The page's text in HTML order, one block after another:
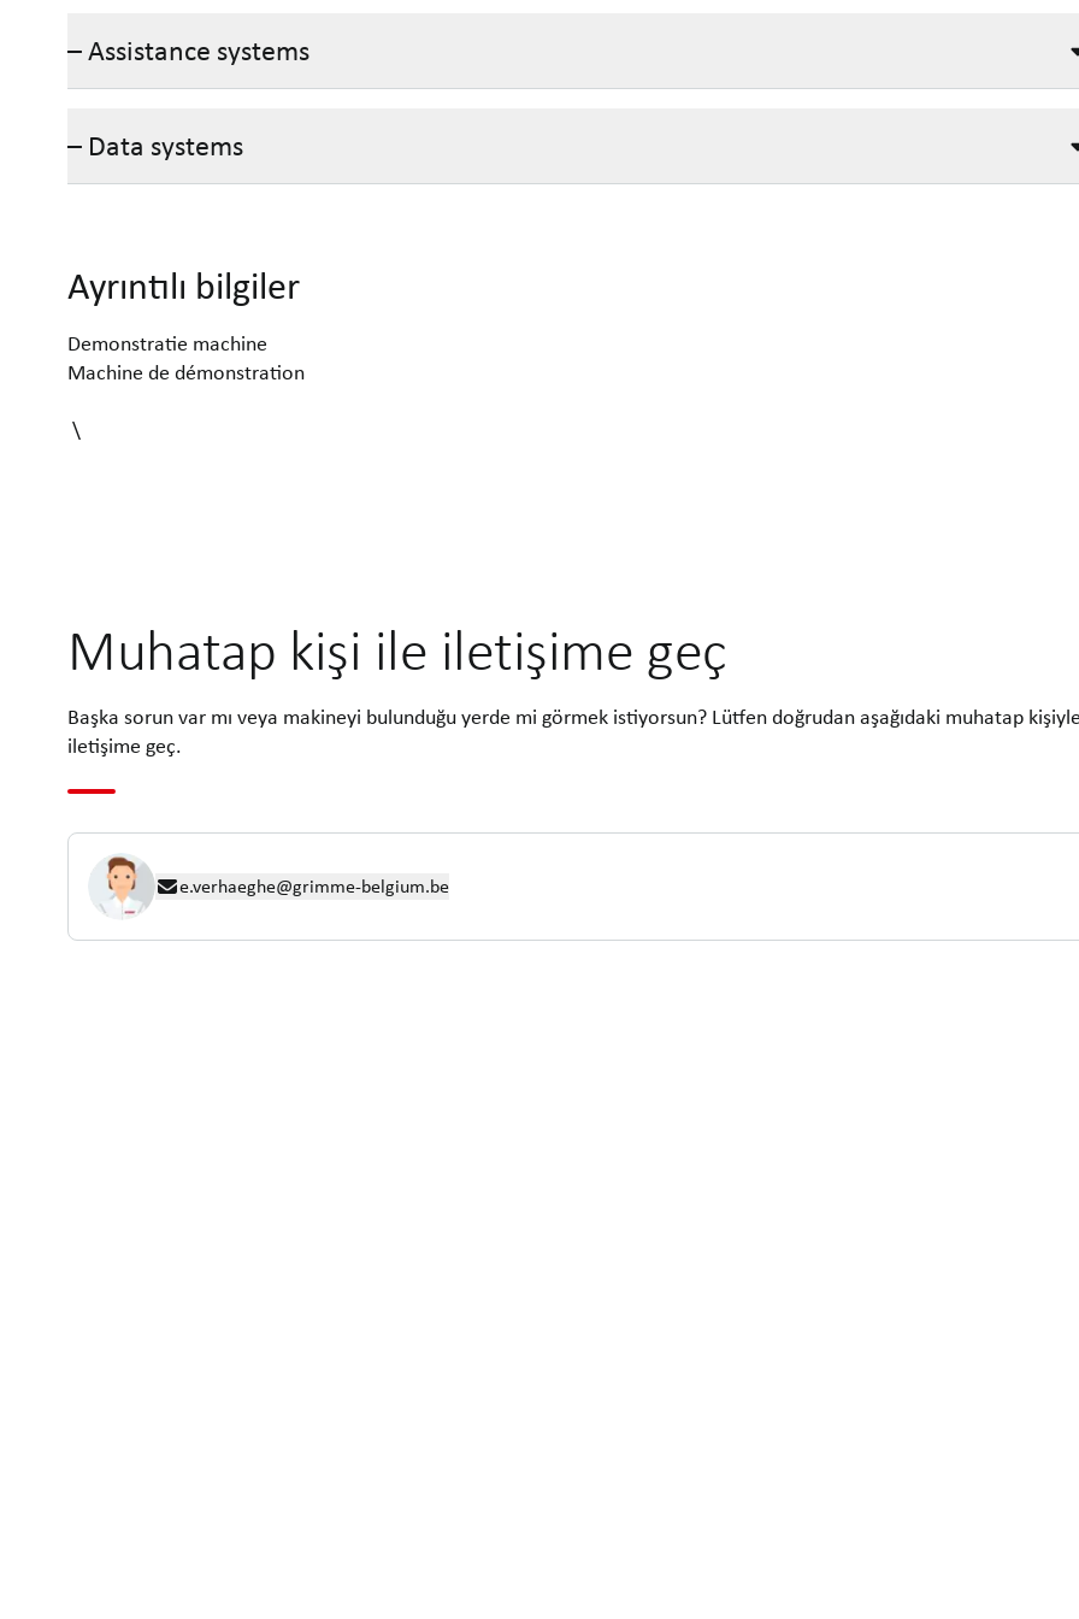
– Assistance systems
– Data systems
Ayrıntılı bilgiler
Demonstratie machine
Machine de démonstration
\
Muhatap kişi ile iletişime geç
Başka sorun var mı veya makineyi bulunduğu yerde mi görmek istiyorsun? Lütfen doğrudan aşağıdaki muhatap
iletişime geç.
e.verhaeghe@grimme-belgium.be